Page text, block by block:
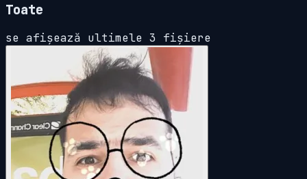
Toate
se afișează ultimele 3 fișiere